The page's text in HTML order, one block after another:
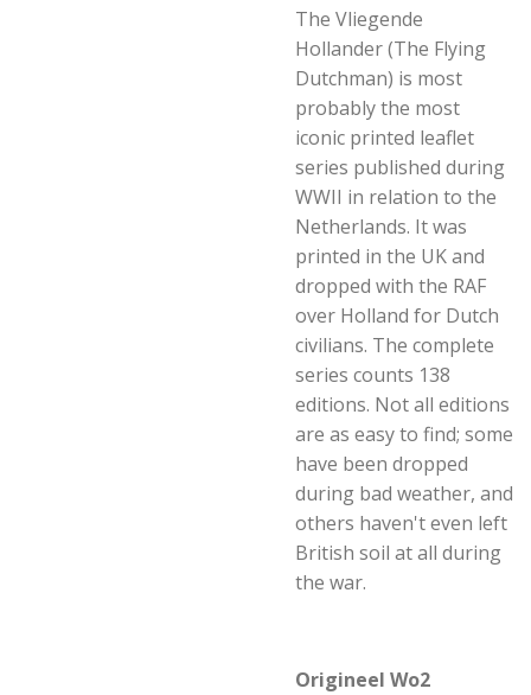
The Vliegende
Hollander (The Flying
Dutchman) is most
probably the most
iconic printed leaflet
series published during
WWII in relation to the
Netherlands. It was
printed in the UK and
dropped with the RAF
over Holland for Dutch
civilians. The complete
series counts 138
editions. Not all editions
are as easy to find; some
have been dropped
during bad weather, and
others haven't even left
British soil at all during
the war.
Origineel Wo2